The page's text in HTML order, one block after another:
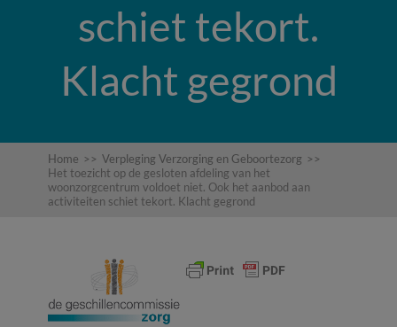
schiet tekort.
Klacht gegrond
Home >> Verpleging Verzorging en Geboortezorg >>
Het toezicht op de gesloten afdeling van het
woonzorgcentrum voldoet niet. Ook het aanbod aan
activiteiten schiet tekort. Klacht gegrond